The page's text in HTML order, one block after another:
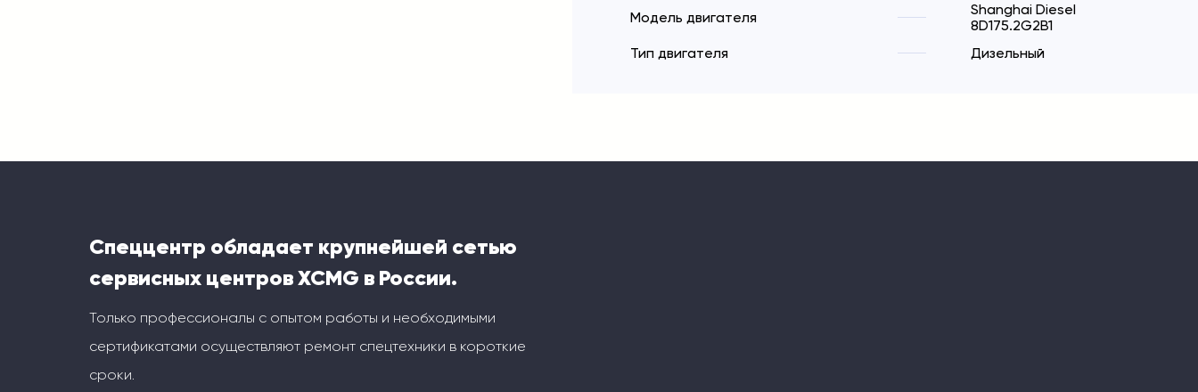
Модель двигателя
Shanghai Diesel
8D175.2G2B1
Тип двигателя
Дизельный
Спеццентр обладает крупнейшей сетью
сервисных центров XCMG в России.
Только профессионалы с опытом работы и необходимыми
сертификатами осуществляют ремонт спецтехники в короткие
сроки.